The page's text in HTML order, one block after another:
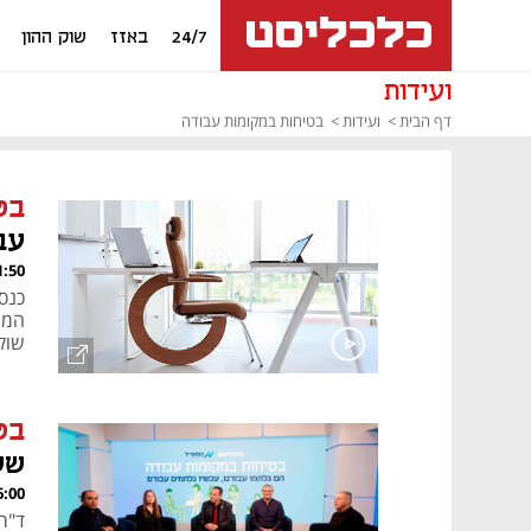
24/7 באזז שוק ההון
ועידות
דף הבית ועידות בטיחות במקומות עבודה
03.12.24
03.12.24